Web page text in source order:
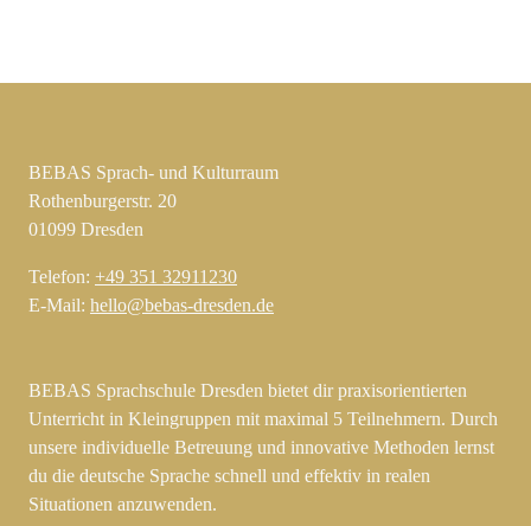
BEBAS Sprach- und Kulturraum
Rothenburgerstr. 20
01099 Dresden
Telefon: +49 351 32911230
E-Mail: hello@bebas-dresden.de
BEBAS Sprachschule Dresden bietet dir praxisorientierten
Unterricht in Kleingruppen mit maximal 5 Teilnehmern. Durch
unsere individuelle Betreuung und innovative Methoden lernst
du die deutsche Sprache schnell und effektiv in realen
Situationen anzuwenden.